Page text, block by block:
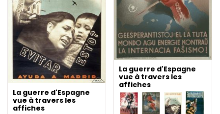
La guerre d'Espagne
vue à travers les
affiches
La guerre d'Espagne
vue à travers les
affiches